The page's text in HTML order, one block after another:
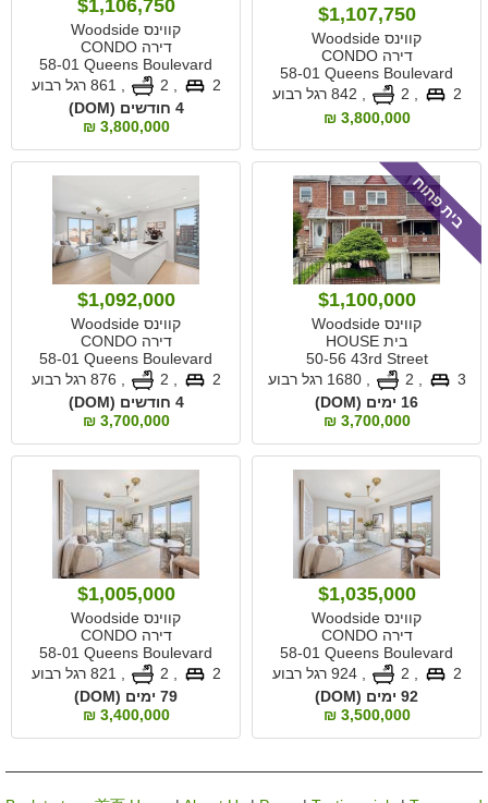
$1,107,750
קווינס Woodside
דירה CONDO
58-01 Queens Boulevard
2
842 רגל רבוע
3,800,000 ₪
$1,106,750
קווינס Woodside
דירה CONDO
58-01 Queens Boulevard
2
861 רגל רבוע
4 חודשים (DOM)
3,800,000 ₪
בית פתוח
$1,100,000
קווינס Woodside
בית HOUSE
50-56 43rd Street
3
,1680 רגל רבוע
16 ימים (DOM)
3,700,000 ₪
$1,092,000
קווינס Woodside
דירה CONDO
58-01 Queens Boulevard
2
876 רגל רבוע
4 חודשים (DOM)
3,700,000 ₪
$1,035,000
קווינס Woodside
דירה CONDO
58-01 Queens Boulevard
2
,924 רגל רבוע
92 ימים (DOM)
3,500,000 ₪
$1,005,000
קווינס Woodside
דירה CONDO
58-01 Queens Boulevard
2
821 רגל רבוע
79 ימים (DOM)
3,400,000 ₪